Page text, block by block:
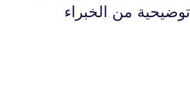
توضيحية من الخبراء